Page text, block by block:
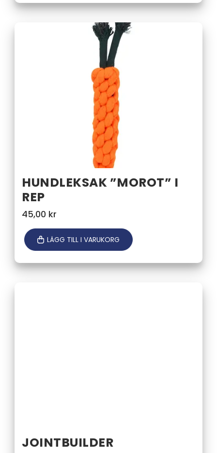
HUNDLEKSAK ”MOROT” I
REP
45,00 kr
LÄGG TILL I VARUKORG
JOINTBUILDER